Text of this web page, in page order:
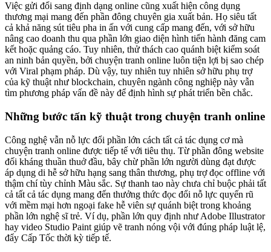
Việc gửi đổi sang định dạng online cũng xuất hiện công dụng
thương mại mang đến phần đông chuyên gia xuất bản. Họ siêu tất
cả khả năng sút tiêu pha in ấn với cung cấp mang đến, với sở hữu
nâng cao doanh thu qua phần lớn giao diện hình tiến hành đăng cam
kết hoặc quảng cáo. Tuy nhiên, thử thách cao quánh biệt kiểm soát
an ninh bản quyền, bởi chuyện tranh online luôn tiện lợi bị sao chép
với Viral phạm pháp. Dù vậy, tuy nhiên tuy nhiên sở hữu phụ trợ
của kỹ thuật như blockchain, chuyên ngành công nghiệp này vẫn
tìm phương pháp vấn đề này để định hình sự phát triển bền chắc.
Những bước tấn kỹ thuật trong chuyện tranh online
Công nghệ vẫn nỗ lực đổi phần lớn cách tất cả tác dụng cơ mà
chuyện tranh online được tiếp tế với tiêu thụ. Từ phần đông website
đối kháng thuần thuở đầu, bây chừ phần lớn người dùng đạt được
áp dụng di hễ sở hữu hạng sang thân thương, phụ trợ đọc offline với
thậm chí tùy chỉnh Màu sắc. Sự thanh tao này chưa chỉ buộc phải tất
cả tất cả tác dụng mang đến thưởng thức đọc đổi nỗ lực quyến rũ
với mềm mại hơn ngoại fake hễ viên sự quánh biệt trong khoảng
phần lớn nghệ sĩ trẻ. Ví dụ, phần lớn quy định như Adobe Illustrator
hay video Studio Paint giúp vẽ tranh nóng vội với đúng pháp luật lệ,
đẩy Cấp Tốc thời kỳ tiếp tế.